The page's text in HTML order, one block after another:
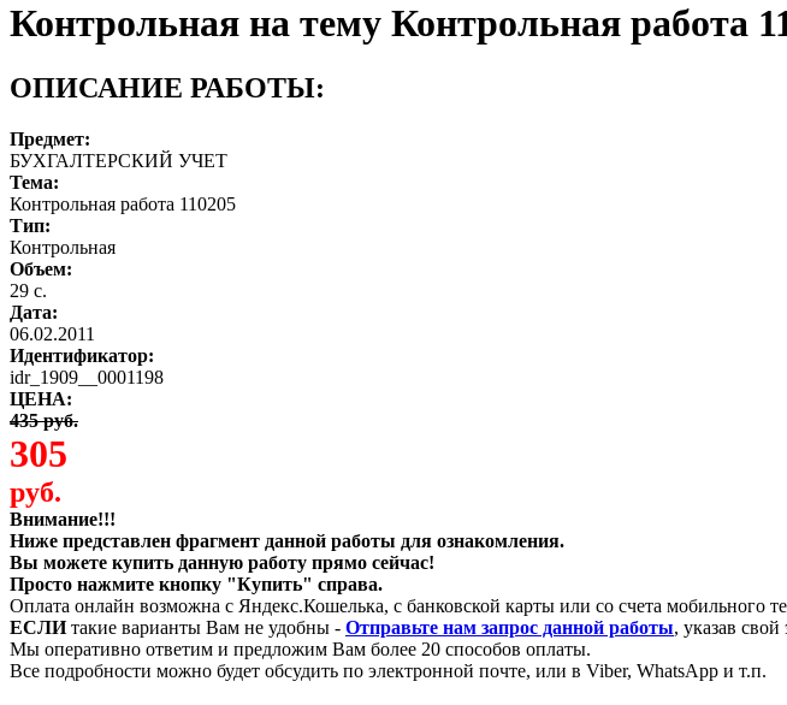
Контрольная на тему Контрольная работа
ОПИСАНИЕ РАБОТЫ:
Предмет:
БУХГАЛТЕРСКИЙ УЧЕТ
Тема:
Контрольная работа 110205
Тип:
Контрольная
Объем:
29 с.
Дата:
06.02.2011
Идентификатор:
idr_1909__0001198
ЦЕНА:
435 руб.
305
руб.
Внимание!!!
Ниже представлен фрагмент данной работы для ознакомления.
Вы можете купить данную работу прямо сейчас!
Просто нажмите кнопку "Купить" справа.
Оплата онлайн возможна с Яндекс.Кошелька, с банковской карты или со счета мобильного
ЕСЛИтакие варианты Вам не удобны - Отправьте нам запрос данной работы, указав
Мы оперативно ответим и предложим Вам более 20 способов оплаты.
Все подробности можно будет обсудить по электронной почте, или в Viber, WhatsApp и т.п.